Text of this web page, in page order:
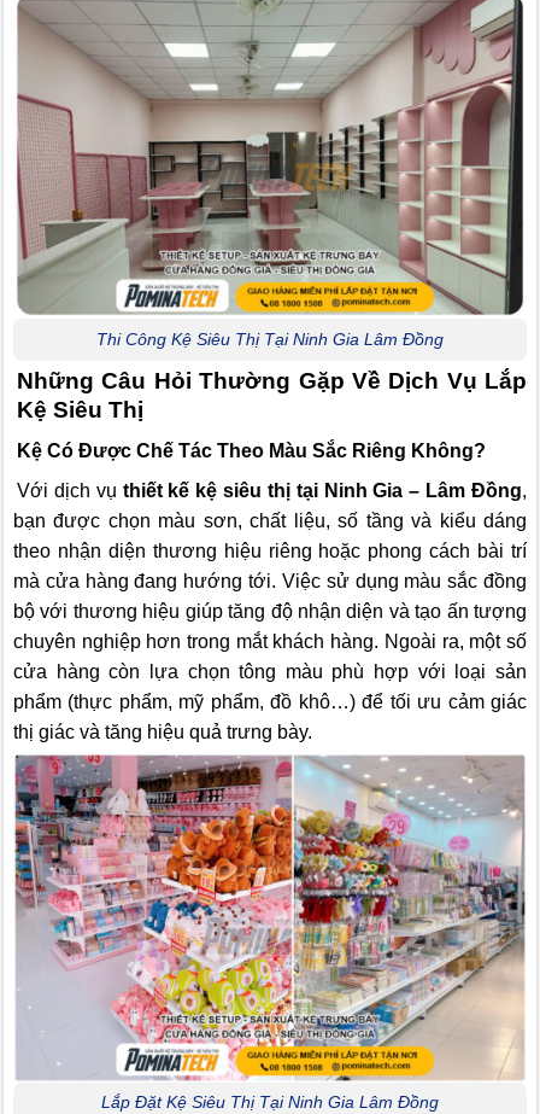
Thi Công Kệ Siêu Thị Tại Ninh Gia Lâm Đồng
Những Câu Hỏi Thường Gặp Về Dịch Vụ Lắp
Kệ Siêu Thị
Kệ Có Được Chế Tác Theo Màu Sắc Riêng Không?
Với dịch vụ thiết kế kệ siêu thị tại Ninh Gia – Lâm Đồng,
bạn được chọn màu sơn, chất liệu, số tầng và kiểu dáng
theo nhận diện thương hiệu riêng hoặc phong cách bài trí
mà cửa hàng đang hướng tới. Việc sử dụng màu sắc đồng
bộ với thương hiệu giúp tăng độ nhận diện và tạo ấn tượng
chuyên nghiệp hơn trong mắt khách hàng. Ngoài ra, một số
cửa hàng còn lựa chọn tông màu phù hợp với loại sản
phẩm (thực phẩm, mỹ phẩm, đồ khô…) để tối ưu cảm giác
thị giác và tăng hiệu quả trưng bày.
Lắp Đặt Kệ Siêu Thị Tại Ninh Gia Lâm Đồng